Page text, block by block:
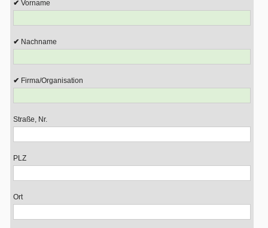
Vorname
Nachname
Firma/Organisation
Straße, Nr.
PLZ
Ort